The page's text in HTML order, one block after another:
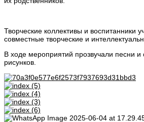
Творческие коллективы и воспитанники
совместные творческие и
В ходе мероприятий прозвучали песни
рисунков.